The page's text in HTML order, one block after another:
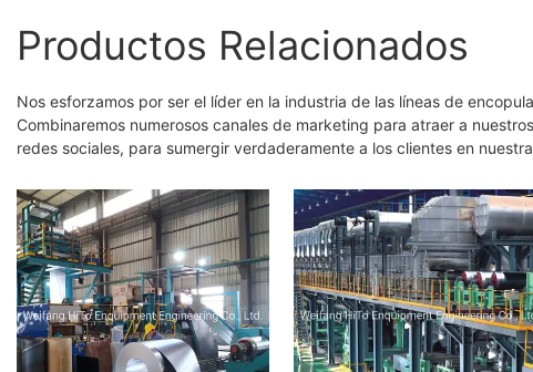
Productos Relacionados
Nos esforzamos por ser el líder en la industria de las líneas de
Combinaremos numerosos canales de marketing para atraer a
redes sociales, para sumergir verdaderamente a los clientes en